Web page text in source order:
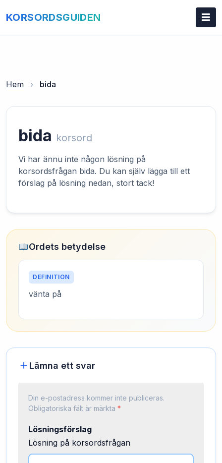
KORSORDSGUIDEN
Hem › bida
bida korsord
Vi har ännu inte någon lösning på
korsordsfrågan bida. Du kan själv lägga till ett
förslag på lösning nedan, stort tack!
Ordets betydelse
DEFINITION
vänta på
Lämna ett svar
Din e-postadress kommer inte publiceras.
Obligatoriska fält är märkta *
Lösningsförslag
Lösning på korsordsfrågan